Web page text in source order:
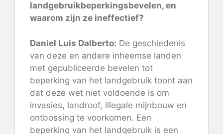
landgebruikbeperkingsbevelen, en
waarom zijn ze ineffectief?
Daniel Luis Dalberto: De geschiedenis
van deze en andere inheemse landen
met gepubliceerde bevelen tot
beperking van het landgebruik toont aan
dat deze wet niet voldoende is om
invasies, landroof, illegale mijnbouw en
ontbossing te voorkomen. Een
beperking van het landgebruik is een